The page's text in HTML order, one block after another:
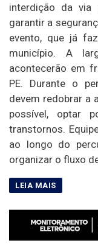
interdição da via
garantir a
evento, que já
município. A
acontecerão em
PE. Durante o
devem redobrar a
possível, optar
transtornos.
ao longo do
organizar o fluxo